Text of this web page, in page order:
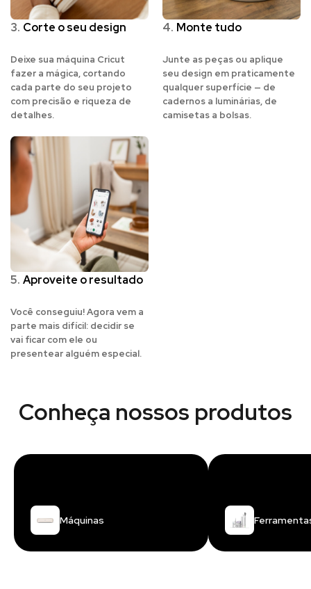
3. Corte o seu design
Deixe sua máquina Cricut
fazer a mágica, cortando
cada parte do seu projeto
com precisão e riqueza de
detalhes.
4. Monte tudo
Junte as peças ou aplique
seu design em praticamente
qualquer superfície — de
cadernos a luminárias, de
camisetas a bolsas.
5. Aproveite o resultado
Você conseguiu! Agora vem a
parte mais difícil: decidir se
vai ficar com ele ou
presentear alguém especial.
Conheça nossos produtos
Máquinas